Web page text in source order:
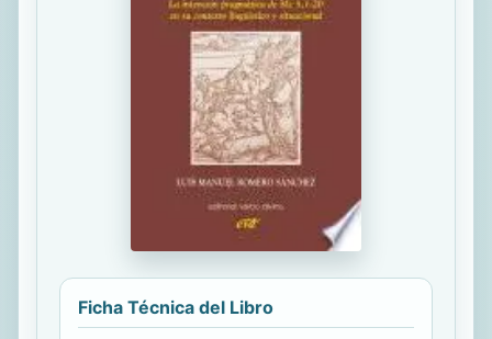
Ficha Técnica del Libro